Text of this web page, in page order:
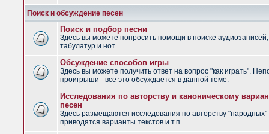
Поиск и обсуждение песен
Поиск и подбор песни
Здесь вы можете попросить помощи в поиске аудиозаписей,
табулатур и нот.
Обсуждение способов игры
Здесь вы можете получить ответ на вопрос "как играть".
проигрыши - все это обсуждается в данной теме.
Исследования по авторству и каноническому
песен
Здесь размещаются исследования по авторству "народных"
приводятся варианты текстов и т.п.